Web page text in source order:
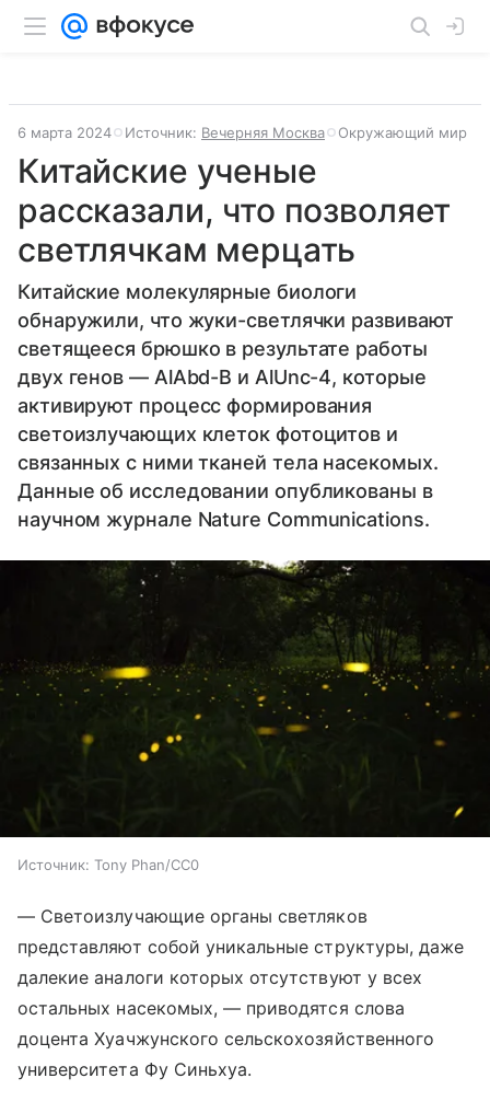
6 марта 2024 Источник: Вечерняя Москва Окружающий мир
Китайские ученые
рассказали, что позволяет
светлячкам мерцать
Китайские молекулярные биологи
обнаружили, что жуки-светлячки развивают
светящееся брюшко в результате работы
двух генов — AlAbd-B и AlUnc-4, которые
активируют процесс формирования
светоизлучающих клеток фотоцитов и
связанных с ними тканей тела насекомых.
Данные об исследовании опубликованы в
научном журнале Nature Communications.
Источник: Tony Phan/CC0
— Светоизлучающие органы светляков
представляют собой уникальные структуры, даже
далекие аналоги которых отсутствуют у всех
остальных насекомых, — приводятся слова
доцента Хуачжунского сельскохозяйственного
университета Фу Синьхуа.